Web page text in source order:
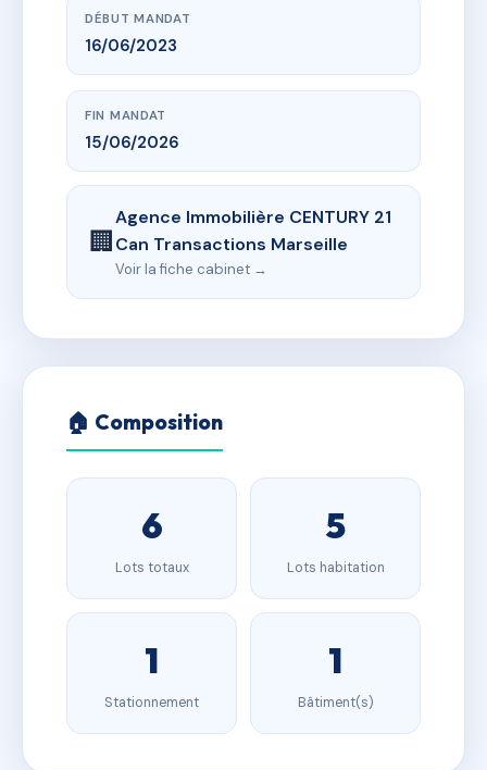
DÉBUT MANDAT
16/06/2023
FIN MANDAT
15/06/2026
🏢
Agence Immobilière CENTURY 21
Can Transactions Marseille
Voir la fiche cabinet →
🏠 Composition
6
Lots totaux
5
Lots habitation
1
Stationnement
1
Bâtiment(s)